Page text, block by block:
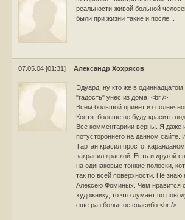
реальности-живой,больной
были при жизни такие и после...
07.05.04 [01:31] Александр Хохряков
Эдуард, ну кто же в
"гадость" унес из дома. <br />
Всем большой привет из
Костя: больше не буду красить
Все комментариии верны. Я даже
потустороннего на данном сайте.
Тартан красил просто:
закрасил краской. Есть и другой
на одинаковые тонкие полоски,
так по всей поверхности. Не
Алексею Фоминых. Чем нравится
художнику, то что думает по
еще раз большое спасибо.<br />